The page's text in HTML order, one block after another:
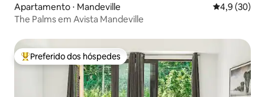
Apartamento ⋅ Mandeville 4,9 de uma
4,9 (30)
The Palms em Avista Mandeville
Entre os melhores preferidos dos hóspedes
Preferido dos hóspedes